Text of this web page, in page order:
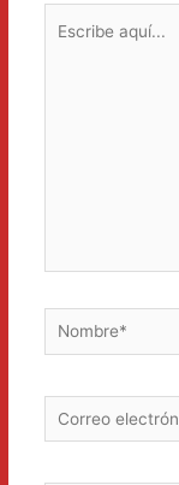
Nombre*
Correo
electrónico*